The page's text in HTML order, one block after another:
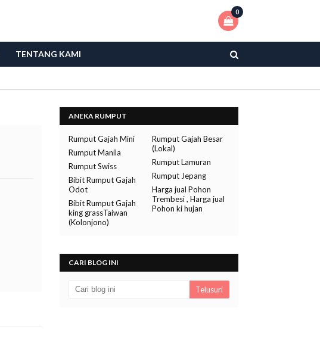
0
TENTANG KAMI
ANEKA RUMPUT
Rumput Gajah Mini
Rumput Gajah Besar
(Lokal)
Rumput Manila
Rumput Lamuran
Rumput Swiss
Rumput Jepang
Bibit Rumput Gajah
Odot
Harga jual Pohon
Trembesi , Harga jual
Pohon ki hujan
Bibit Rumput Gajah
king grassTaiwan
(Kolonjono)
CARI BLOG INI